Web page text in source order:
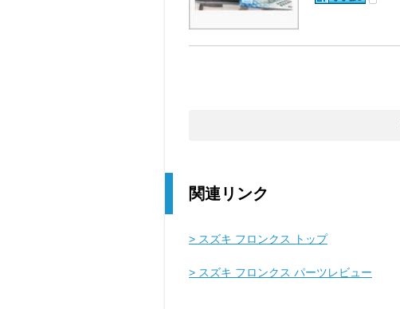
関連リンク
> スズキ フロンクス トップ
> スズキ フロンクス パーツレビュー